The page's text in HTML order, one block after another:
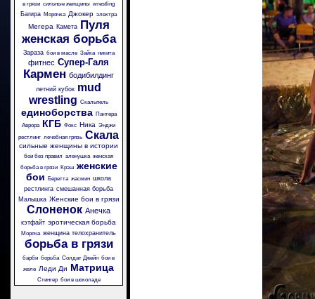
в грязи сильные женщины wrestling
Багира Морячка Джокер электра
Мегера Камета Пуля
женская борьба
Зараза бои в масле Зайка никита
фитнес Супер-Галя
Кармен бодибилдинг
летний кубок mud
wrestling Скальпель
единоборства
Пантера
Аврора КГБ Фокс Ника Энджи
рестлинг лечебная грязь Скала
сильные женщины в истории
бои без правил аленушка женская
борьба в грязи
Крэш женские
бои
Беретта жасмин школа
рестлинга смешанная борьба
Малышка Женские бои в грязи
Слоненок Анечка
кэтфайт эротическая борьба
Моряча женщина телохранитель
борьба в грязи
барби борьба Солдат Джейн бои в
желе Леди Ди Матрица
Стингер бои в шоколаде